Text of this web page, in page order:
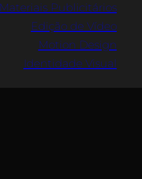
Materiais Publicitários
Edição de Vídeo
Motion Design
Identidade Visual